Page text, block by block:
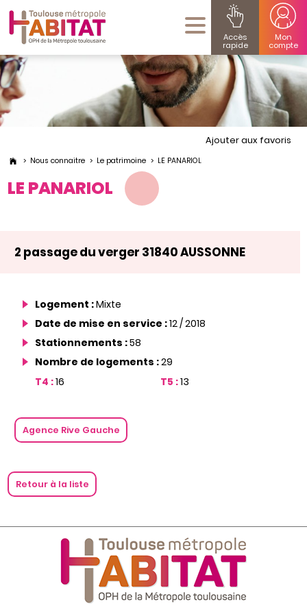
Accès
rapide
Mon
compte
Nous connaitre Le patrimoine LE PANARIOL
Ajouter aux favoris
LE PANARIOL
2 passage du verger 31840 AUSSONNE
Logement :Mixte
Date de mise en service :12 / 2018
Stationnements :58
Nombre de logements :29
T4 :16 T5 :13
Agence Rive Gauche
Retour à la liste